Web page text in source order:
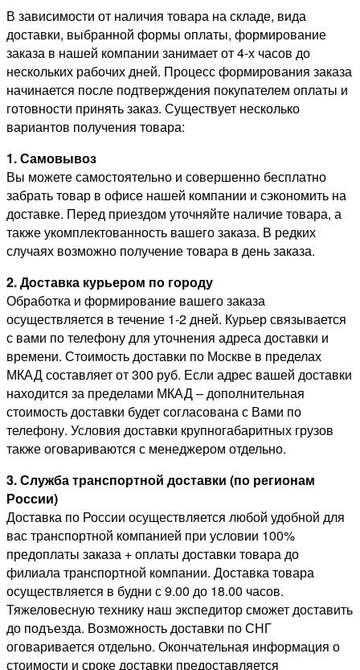
В зависимости от наличия товара на складе, вида
доставки, выбранной формы оплаты, формирование
заказа в нашей компании занимает от 4-х часов до
нескольких рабочих дней. Процесс формирования заказа
начинается после подтверждения покупателем оплаты и
готовности принять заказ. Существует несколько
вариантов получения товара:
1. Самовывоз
Вы можете самостоятельно и совершенно бесплатно
забрать товар в офисе нашей компании и сэкономить на
доставке. Перед приездом уточняйте наличие товара, а
также укомплектованность вашего заказа. В редких
случаях возможно получение товара в день заказа.
2. Доставка курьером по городу
Обработка и формирование вашего заказа
осуществляется в течение 1-2 дней. Курьер связывается
с вами по телефону для уточнения адреса доставки и
времени. Стоимость доставки по Москве в пределах
МКАД составляет от 300 руб. Если адрес вашей доставки
находится за пределами МКАД – дополнительная
стоимость доставки будет согласована с Вами по
телефону. Условия доставки крупногабаритных грузов
также оговариваются с менеджером отдельно.
3. Служба транспортной доставки (по регионам
России)
Доставка по России осуществляется любой удобной для
вас транспортной компанией при условии 100%
предоплаты заказа + оплаты доставки товара до
филиала транспортной компании. Доставка товара
осуществляется в будни с 9.00 до 18.00 часов.
Тяжеловесную технику наш экспедитор сможет доставить
до подъезда. Возможность доставки по СНГ
оговаривается отдельно. Окончательная информация о
стоимости и сроке доставки предоставляется